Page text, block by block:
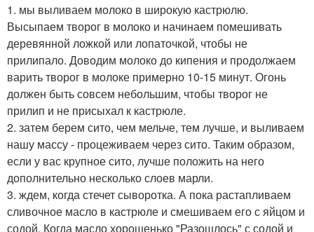
1. мы выливаем молоко в широкую кастрюлю.
Высыпаем творог в молоко и начинаем помешивать
деревянной ложкой или лопаточкой, чтобы не
прилипало. Доводим молоко до кипения и продолжаем
варить творог в молоке примерно 10-15 минут. Огонь
должен быть совсем небольшим, чтобы творог не
прилип и не присыхал к кастрюле.
2. затем берем сито, чем мельче, тем лучше, и выливаем
нашу массу - процеживаем через сито. Таким образом,
если у вас крупное сито, лучше положить на него
дополнительно несколько слоев марли.
3. ждем, когда стечет сыворотка. А пока растапливаем
сливочное масло в кастрюле и смешиваем его с яйцом и
содой. Когда масло хорошенько "Разошлось" с содой и